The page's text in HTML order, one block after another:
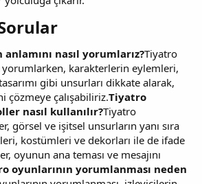
nasıl yorumlarız?Tiyatro
yorumlarken, karakterlerin eylemleri,
gibi unsurları dikkate alarak,
çalışabiliriz.Tiyatro
nasıl kullanılır?Tiyatro
görsel ve işitsel unsurların yanı sıra
kostümleri ve dekorları ile de ifade
oyunun ana teması ve mesajını
oyunlarının yorumlanması neden